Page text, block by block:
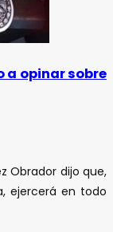
a opinar sobre
Obrador dijo que,
ejercerá en todo